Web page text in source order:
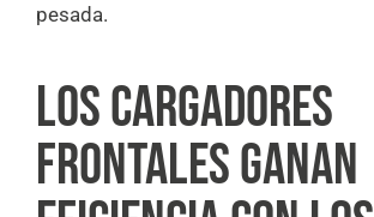
pesada.
LOS CARGADORES
FRONTALES GANAN